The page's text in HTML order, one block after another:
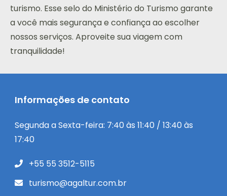
turismo. Esse selo do Ministério do Turismo garante
a você mais segurança e confiança ao escolher
nossos serviços. Aproveite sua viagem com
tranquilidade!
Informações de contato
Segunda a Sexta-feira: 7:40 às 11:40 / 13:40 às
17:40
+55 55 3512-5115
turismo@agaltur.com.br